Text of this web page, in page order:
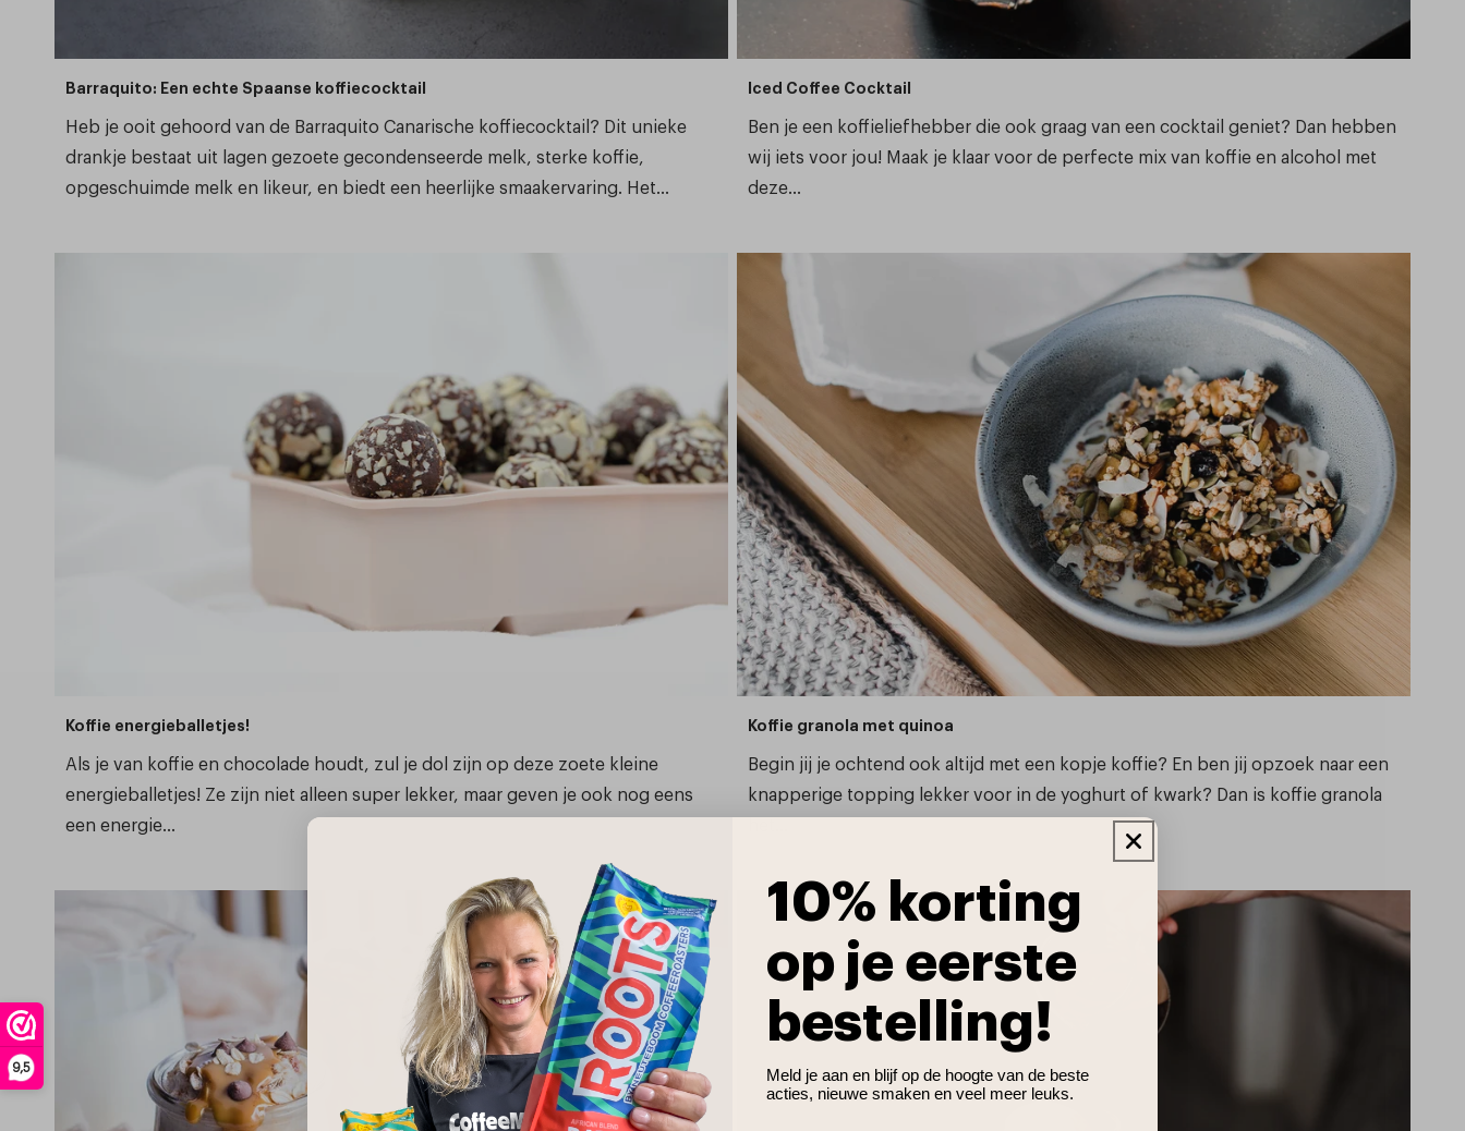
9,5
Barraquito: Een echte Spaanse koffiecocktail
Heb je ooit gehoord van de Barraquito Canarische koffiecocktail? Dit unieke
drankje bestaat uit lagen gezoete gecondenseerde melk, sterke koffie,
opgeschuimde melk en likeur, en biedt een heerlijke smaakervaring. Het...
Iced Coffee Cocktail
Ben je een koffieliefhebber die ook graag van een cocktail geniet? Dan hebben
wij iets voor jou! Maak je klaar voor de perfecte mix van koffie en alcohol met
deze...
Koffie energieballetjes!
Als je van koffie en chocolade houdt, zul je dol zijn op deze zoete kleine
energieballetjes! Ze zijn niet alleen super lekker, maar geven je ook nog eens
een energie...
Koffie granola met quinoa
Begin jij je ochtend ook altijd met een kopje koffie? En ben jij opzoek naar een
knapperige topping lekker voor in de yoghurt of kwark? Dan is koffie granola
10% korting
op je eerste
bestelling!
Meld je aan en blijf op de hoogte van de beste
acties, nieuwe smaken en veel meer leuks.